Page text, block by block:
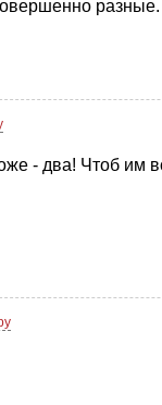
- два! Чтоб им